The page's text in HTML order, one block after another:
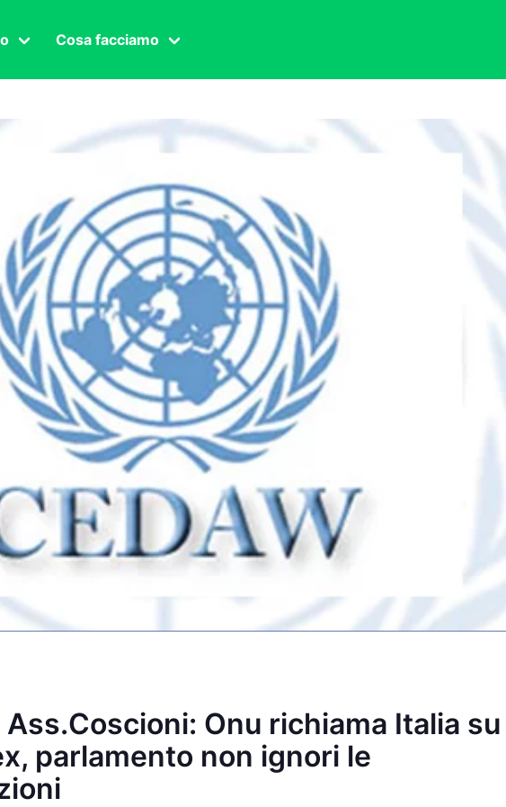
in carica
Cosa facciamo
Transgender
Lavoro sessuale
Salute sessuale
Transnazionale
Politica
Fuor di Pagina
Onu richiama Italia su
parlamento non ignori le